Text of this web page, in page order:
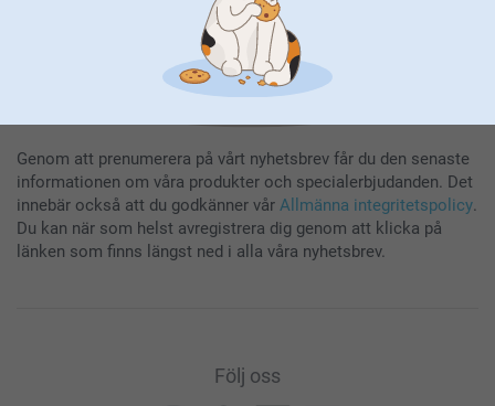
Genom att prenumerera på vårt nyhetsbrev får du den senaste
informationen om våra produkter och specialerbjudanden. Det
innebär också att du godkänner vår Allmänna integritetspolicy.
Du kan när som helst avregistrera dig genom att klicka på
länken som finns längst ned i alla våra nyhetsbrev.
Följ oss